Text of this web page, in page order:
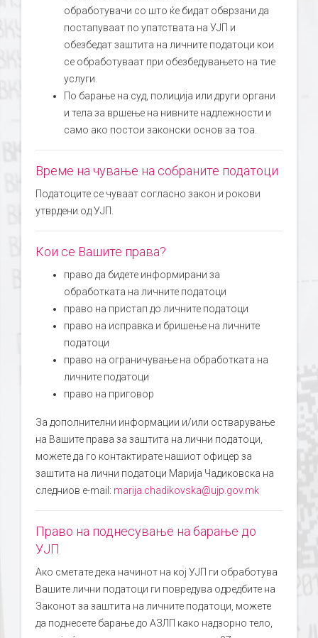
обработувачи со што ќе бидат обврзани да
постапуваат по упатствата на УЈП и
обезбедат заштита на личните податоци кои
се обработуваат при обезбедувањето на тие
услуги.
По барање на суд, полиција или други органи
и тела за вршење на нивните надлежности и
само ако постои законски основ за тоа.
Време на чување на собраните податоци
Податоците се чуваат согласно закон и рокови
утврдени од УЈП.
Кои се Вашите права?
право да бидете информирани за
обработката на личните податоци
право на пристап до личните податоци
право на исправка и бришење на личните
податоци
право на ограничување на обработката на
личните податоци
право на приговор
За дополнителни информации и/или остварување
на Вашите права за заштита на лични податоци,
можете да го контактирате нашиот офицер за
заштита на лични податоци Марија Чадиковска на
следниов e-mail: marija.chadikovska@ujp.gov.mk
Право на поднесување на барање до
УЈП
Ако сметате дека начинот на кој УЈП ги обработува
Вашите лични податоци ги повредува одредбите на
Законот за заштита на личните податоци, можете
да поднесете барање до АЗЛП како надзорно тело,